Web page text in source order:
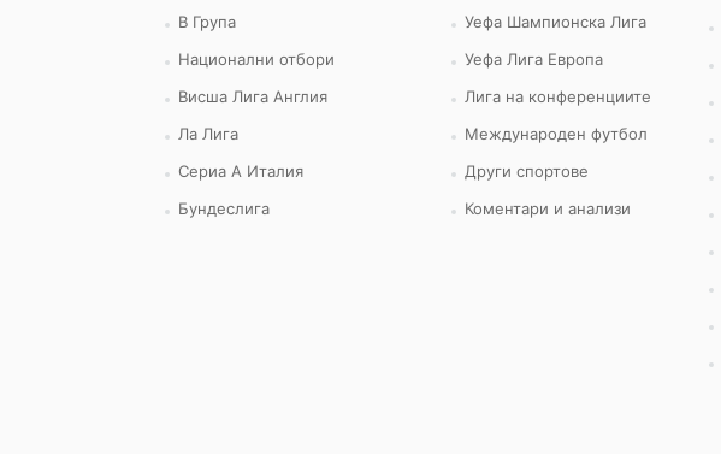
В Група
Национални отбори
Висша Лига Англия
Ла Лига
Сериа А Италия
Бундеслига
Уефа Шампионска Лига
Уефа Лига Европа
Лига на конференциите
Международен футбол
Други спортове
Коментари и анализи